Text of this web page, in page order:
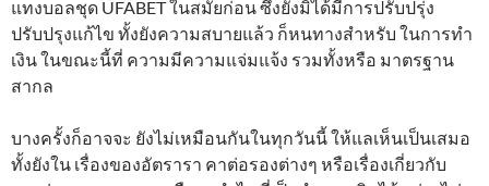
แทงบอลชุด UFABETในสมัยก่อน ซึ่งยังมิได้มีการปรับปรุ่ง
ปรับปรุงแก้ไข ทั้งยังความสบายแล้ว ก็หนทางสำหรับ ในการทำ
เงิน ในขณะนี้ที่ ความมีความแจ่มแจ้ง รวมทั้งหรือ มาตรฐาน
สากล
บางครั้งก็อาจจะ ยังไม่เหมือนกันในทุกวันนี้ ให้แลเห็นเป็นเสมอ
ทั้งยังใน เรื่องของอัตรารา คาต่อรองต่างๆ หรือเรื่องเกี่ยวกับ